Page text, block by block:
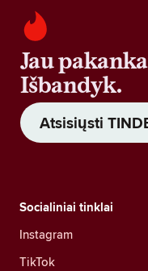
Jau
Išbandyk.
Atsisiųsti
Socialiniai tinklai
Instagram
TikTok